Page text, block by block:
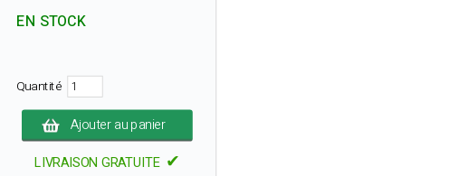
EN STOCK
Quantité
Ajouter au panier
LIVRAISON GRATUITE ✔